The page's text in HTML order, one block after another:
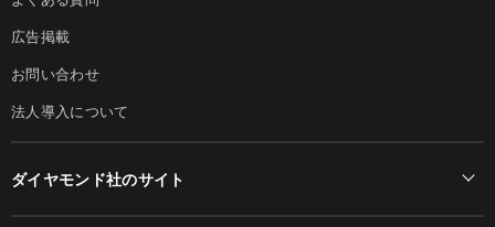
広告掲載
お問い合わせ
法人導入について
ダイヤモンド社のサイト